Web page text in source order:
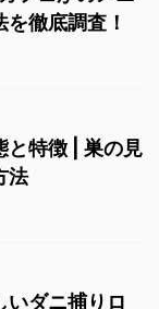
徹底調査！
と特徴 | 巣の見
法
いダニ捕りロ